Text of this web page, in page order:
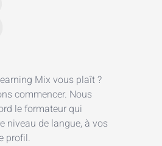
Mix vous plaît ?
commencer. Nous
le formateur qui
niveau de langue, à vos
profil.